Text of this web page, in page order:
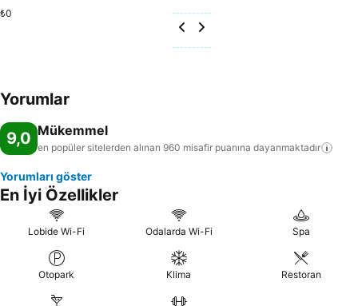
₺0
Yorumlar
9,0 Mükemmel
en popüler sitelerden alınan 960 misafir puanına dayanmaktadır
Yorumları göster
En İyi Özellikler
Lobide Wi-Fi Odalarda Wi-Fi Spa
Otopark Klima Restoran